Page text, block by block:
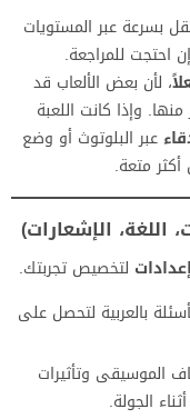
بسرعة عبر المستويات
احتجت للمراجعة.
، لأن بعض الألعاب قد
وإذا كانت اللعبة
عبر البلوتوث أو وضع
متعة.
اللغة، الإشعارات)
لتخصيص تجربتك.
بالعربية لتحصل على
الموسيقى وتأثيرات
الجولة.